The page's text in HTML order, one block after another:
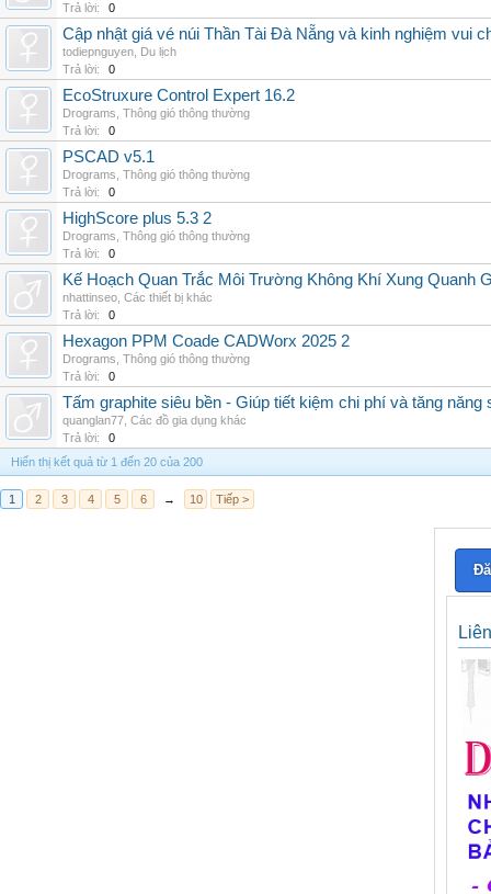
Trả lời:
0
Cập nhật giá vé núi Thần Tài Đà Nẵng và kinh nghiệm vui
todiepnguyen Du lịch
Trả lời:
0
EcoStruxure Control Expert 16.2
Drograms Thông gió thông thường
Trả lời:
0
PSCAD v5.1
Drograms Thông gió thông thường
Trả lời:
0
HighScore plus 5.3 2
Drograms Thông gió thông thường
Trả lời:
0
Kế Hoạch Quan Trắc Môi Trường Không Khí Xung Quanh
nhattinseo Các thiết bị khác
Trả lời:
0
Hexagon PPM Coade CADWorx 2025 2
Drograms Thông gió thông thường
Trả lời:
0
Tấm graphite siêu bền - Giúp tiết kiệm chi phí và tăng năng
quanglan77 Các đồ gia dụng khác
Trả lời:
0
Hiển thị kết quả từ 1 đến 20 của 200
1 2 3 4 5 6 → 10 Tiếp >